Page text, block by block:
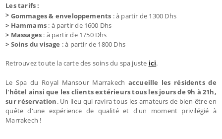
Les tarifs :
> Gommages & enveloppements : à partir de 1300 Dhs
> Hammams: à partir de 1600 Dhs
> Massages : à partir de 1750 Dhs
> Soins du visage : à partir de 1800 Dhs
Retrouvez toute la carte des soins du spa juste ici.
Le Spa du Royal Mansour Marrakech accueille les résidents de
l'hôtel ainsi que les clients extérieurs tous les jours de 9h à 21h,
sur réservation. Un lieu qui ravira tous les amateurs de bien-être en
quête d'une expérience de qualité et d'un moment privilégié à
Marrakech !